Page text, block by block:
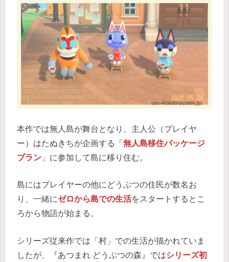
本作では無人島が舞台となり、主人公（プレイヤ
ー）はたぬきちが企画する「 無人島移住パッケージ
プラン 」に参加して島に移り住む。
島にはプレイヤーの他にどうぶつの住民が数名お
り、一緒にゼロから島での生活をスタートするとこ
ろから物語が始まる。
シリーズ従来作では「村」での生活が描かれていま
したが、『あつまれ どうぶつの森』ではシリーズ初